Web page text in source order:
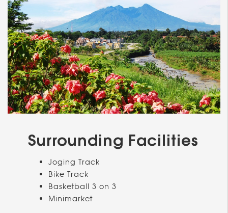
Surrounding Facilities
Joging Track
Bike Track
Basketball 3 on 3
Minimarket